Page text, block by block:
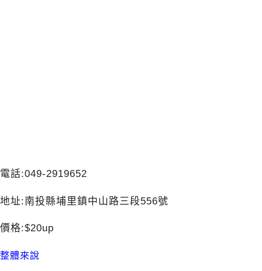
電話:049-2919652
地址:南投縣埔里鎮中山路三段556號
價格:$20up
整體來說